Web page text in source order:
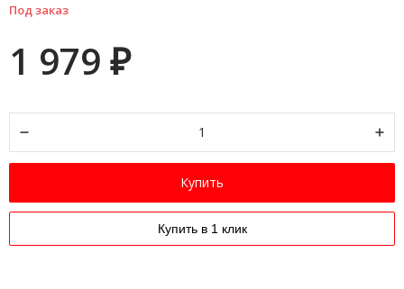
Под заказ
1 979 ₽
Купить
Купить в 1 клик